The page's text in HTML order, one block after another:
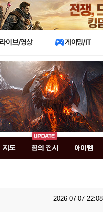
라이브/영상 게이밍/IT
지도 힘의 전서 아이템
2026-07-07 22:08